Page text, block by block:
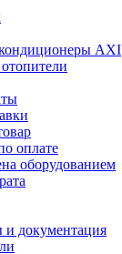
AXI
оплате
оборудованием
документация